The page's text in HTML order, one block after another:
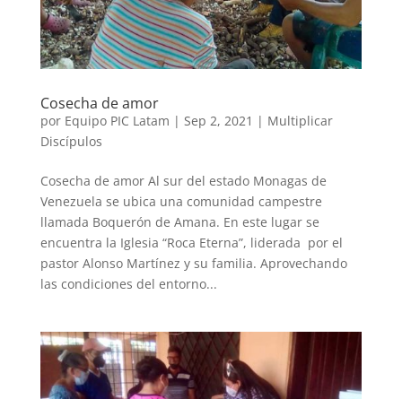
Cosecha de amor
por Equipo PIC Latam | Sep 2, 2021 | Multiplicar
Discípulos
Cosecha de amor Al sur del estado Monagas de
Venezuela se ubica una comunidad campestre
llamada Boquerón de Amana. En este lugar se
encuentra la Iglesia “Roca Eterna”, liderada por el
pastor Alonso Martínez y su familia. Aprovechando
las condiciones del entorno...